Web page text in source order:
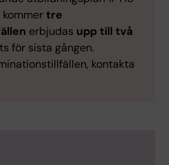
tre
erbjudas upp till två
för sista gången.
kontakta